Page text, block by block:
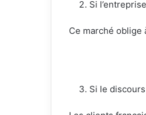
Si
Ce marché oblige
Si le